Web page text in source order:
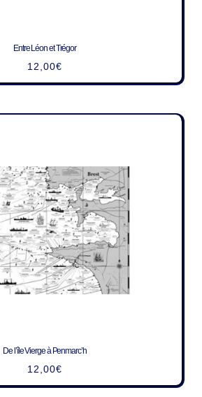
Entre Léon et Trégor
12,00€
De l’île Vierge à Penmarc’h
12,00€